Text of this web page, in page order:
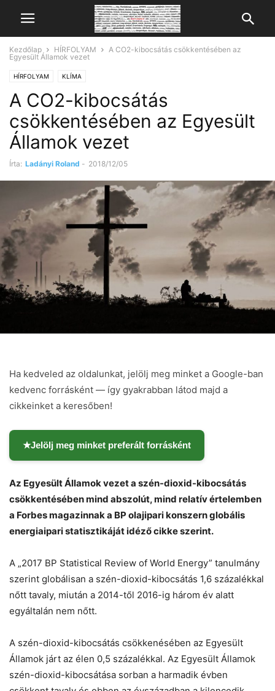
Kezdőlap HÍRFOLYAM
A CO2-kibocsátás csökkentésében az
Egyesült Államok vezet
HÍRFOLYAM KLÍMA
A CO2-kibocsátás
csökkentésében az Egyesült
Államok vezet
Írta: Ladányi Roland - 2018/12/05
Ha kedveled az oldalunkat, jelölj meg minket a Google-ban
kedvenc forrásként — így gyakrabban látod majd a
cikkeinket a keresőben!
★Jelölj meg minket preferált forrásként
Az Egyesült Államok vezet a szén-dioxid-kibocsátás
csökkentésében mind abszolút, mind relatív értelemben
a Forbes magazinnak a BP olajipari konszern globális
energiaipari statisztikáját idéző cikke szerint.
A „2017 BP Statistical Review of World Energy” tanulmány
szerint globálisan a szén-dioxid-kibocsátás 1,6 százalékkal
nőtt tavaly, miután a 2014-től 2016-ig három év alatt
egyáltalán nem nőtt.
A szén-dioxid-kibocsátás csökkenésében az Egyesült
Államok járt az élen 0,5 százalékkal. Az Egyesült Államok
szén-dioxid-kibocsátása sorban a harmadik évben